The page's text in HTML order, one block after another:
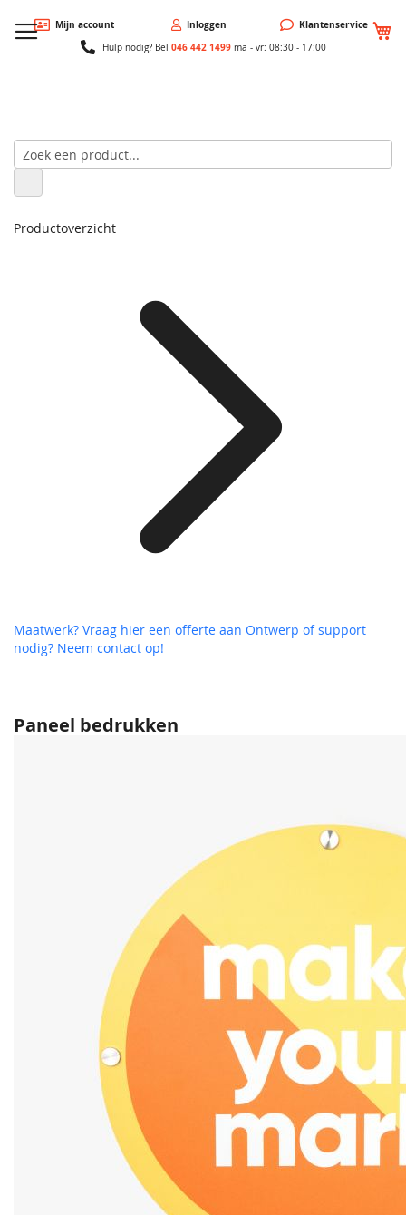
Mijn account Inloggen Klantenservice
Hulp nodig? Bel 046 442 1499ma - vr: 08:30 - 17:00
Paneel bedrukken
Productoverzicht
Maatwerk? Vraag hier een offerte aan Ontwerp of support
nodig? Neem contact op!